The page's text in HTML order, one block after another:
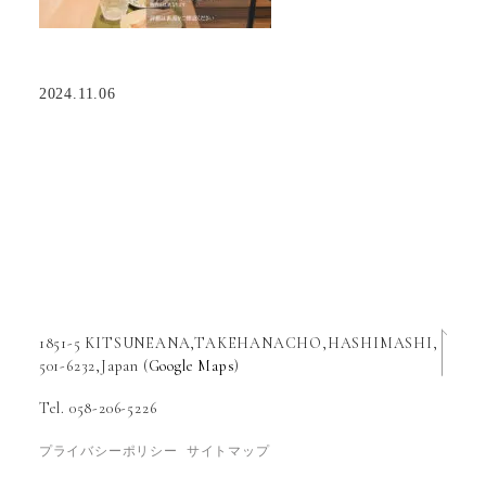
2024.11.06
1851-5 KITSUNEANA,TAKEHANACHO,HASHIMASHI,
501-6232,Japan (Google Maps)
Tel. 058-206-5226
プライバシーポリシー サイトマップ